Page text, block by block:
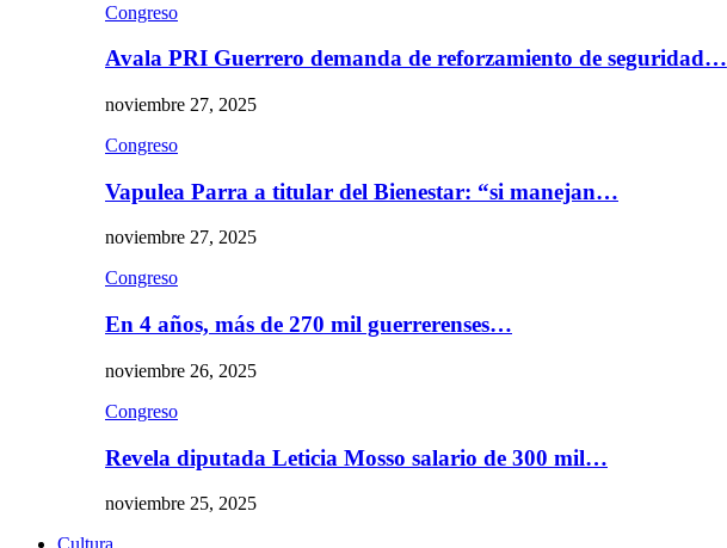
Congreso
Avala PRI Guerrero demanda de reforzamiento de seguridad…
noviembre 27, 2025
Congreso
Vapulea Parra a titular del Bienestar: “si manejan…
noviembre 27, 2025
Congreso
En 4 años, más de 270 mil guerrerenses…
noviembre 26, 2025
Congreso
Revela diputada Leticia Mosso salario de 300 mil…
noviembre 25, 2025